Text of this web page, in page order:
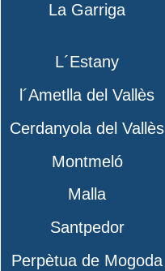
La Garriga
L´Estany
l´Ametlla del Vallès
Cerdanyola del Vallès
Montmeló
Malla
Santpedor
Perpètua de Mogoda